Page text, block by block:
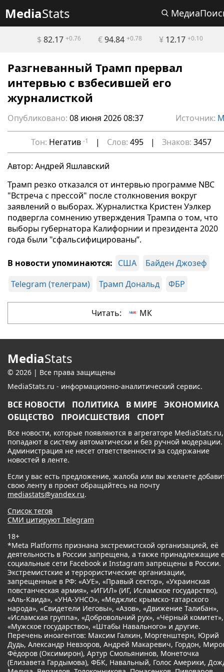
MediaStats
$ 82.17 +0.76 €94.84 +0.78 ¥ 12.17 +0.10
Разгневанный Трамп прервал
интервью с взбесившей его
журналисткой
Опубликовано: 08 июня 2026 08:37 Источник:
Тон: Негатив -1 | Слов: 495 | Знаков: 3457
Автор: Андрей Яшлавский
Трамп резко отказался от интервью программе NBC
"Встреча с прессой" после столкновения вокруг
заявлений о выборах. Журналистка Кристен Уэлкер
подвергла сомнению утверждения Трампа о том, что
выборы губернатора Калифорнии и президента 2020
года были "сфальсифицированы”.
В новости упоминаются: США
Байден Джозеф
Telegram (телеграм)
Трамп Дональд ФБР
Читать: МК
MediaStats
© 2026 | Все права защищены
MediaStats.ru - информационно-аналитический сервис.
ВСЕ НОВОСТИ ПОЛИТИКА В МИРЕ
ЭКОНОМИКА
ОБЩЕСТВО
ПРОИСШЕСТВИЯ СПОРТ
Все новости, которые появляются в агрегаторе MediaStats.ru,
попадают в систему автоматически и без ручной модерации.
Администрация не несет ответственности за содержание
новостей в ленте.
Если у вас есть предложение, жалоба или вы желаете
свою ленту в проект обращайтесь на почту
mediastats@yandex.ru.
Список тегов
СМИ цитируют Telegram
18+
*Meta Platforms признана экстремистской организацией, её
деятельность в России запрещена, а также принадлежащие
социальные сети Facebook и Instagram запрещены в России.
Экстремистские и террористические организации,
запрещенные в РФ: «АУЕ», «Правый сектор», «Украинская
повстанческая армия», «ИГИЛ» (ИГ, Исламское государство),
«Аль-Каида», «УНА-УНСО», «Меджлис крымско-татарского
народа», «Свидетели Иеговы», «Азов», «Движение Талибан»,
«Исламская группа», «Добровольчий рух», «Чёрный комитет»,
«Мужское государство», «Штабы Навального» и другие.
Перечень иноагентов: Максим Галкин, Моргенштерн, Юрий
Дудь, Александр Невзоров, Андрей Макаревич, Гордон,
Фёдоров (Оксимирон), Артур Смольянинов, Монеточка
(Елизавета Гардымова), ФБК, Навальный, Голос Америки,